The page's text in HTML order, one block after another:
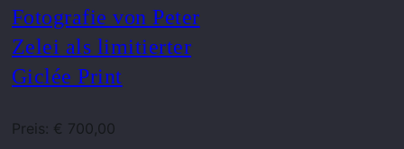
Fotografie von Peter
Zelei als limitierter
Giclée Print
Preis: € 700,00